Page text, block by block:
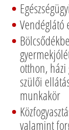
Vendéglátó
otthon,
szülői
munkakör
valamint